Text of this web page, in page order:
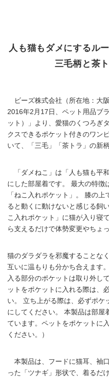
人も猫もダメにするル
三毛柄と茶
ビーズ株式会社（所在地：大
2016年2月17日、ペット用品ブ
ット）」より、愛猫のくつろぎ
クスできるポケット付きのワン
いて、「三毛」「茶トラ」の新
「ダメねこ」は「人も猫も平
にした部屋着です。 最大の特徴
「ねこ入れポケット」。 膝の
ると動くに動けないと感じる飼
こ入れポケット」に猫が入り寝
ら支えるだけで体勢変更やちょ
猫のダラダラを邪魔することな
互いに温もりも分かち合えます
入る部分のポケットは取り外し
ットをポケットに入れる際は、
い。 立ち上がる際は、必ずポケ
にしてください。 本製品は部屋
ています。ペットをポケットに
ください。）
本製品は、フードに猫耳、袖
った「ツナギ」形状で、着るだ